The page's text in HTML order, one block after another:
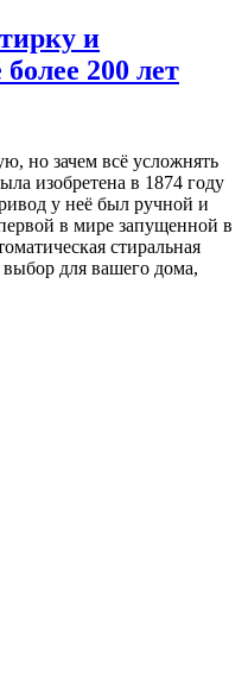
и
200 лет
но зачем всё усложнять
изобретена в 1874 году
у неё был ручной и
в мире запущенной в
стиральная
для вашего дома,